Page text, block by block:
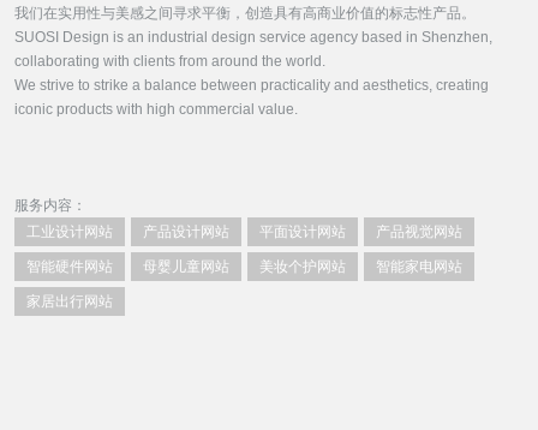
我们在实用性与美感之间寻求平衡，创造具有高商业价值的标志性产品。
SUOSI Design is an industrial design service agency based in Shenzhen,
collaborating with clients from around the world.
We strive to strike a balance between practicality and aesthetics, creating
iconic products with high commercial value.
服务内容：
工业设计网站
产品设计网站 平面设计网站 产品视觉网站
智能硬件网站 母婴儿童网站 美妆个护网站 智能家电网站
家居出行网站